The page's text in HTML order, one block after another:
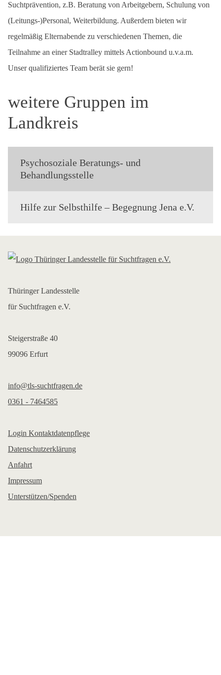
Suchtprävention, z.B. Beratung von Arbeitgebern, Schulung von
(Leitungs-)Personal, Weiterbildung. Außerdem bieten wir
regelmäßig Elternabende zu verschiedenen Themen, die
Teilnahme an einer Stadtralley mittels Actionbound u.v.a.m.
Unser qualifiziertes Team berät sie gern!
weitere Gruppen im
Landkreis
Psychosoziale Beratungs- und
Behandlungsstelle
Hilfe zur Selbsthilfe – Begegnung Jena e.V.
Thüringer Landesstelle
für Suchtfragen e.V.
Steigerstraße 40
99096 Erfurt
info@tls-suchtfragen.de
0361 - 7464585
Login Kontaktdatenpflege
Datenschutzerklärung
Anfahrt
Impressum
Unterstützen/Spenden